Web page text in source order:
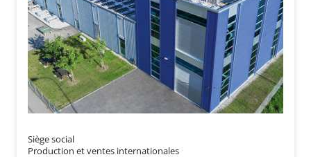
Siège social
Production et ventes internationales